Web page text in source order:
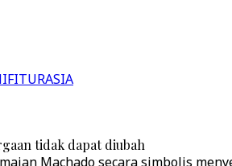
FITURASIA
tidak dapat diubah
Machado secara simbolis